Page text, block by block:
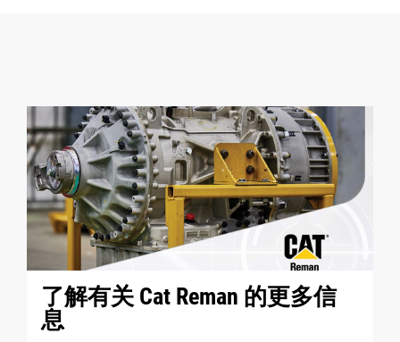
了解有关 Cat Reman 的更多信
息